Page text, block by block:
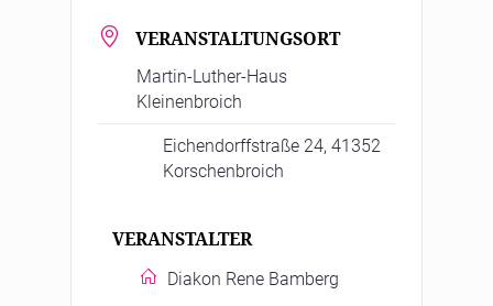
VERANSTALTUNGSORT
Martin-Luther-Haus
Kleinenbroich
Eichendorffstraße 24, 41352
Korschenbroich
VERANSTALTER
Diakon Rene Bamberg